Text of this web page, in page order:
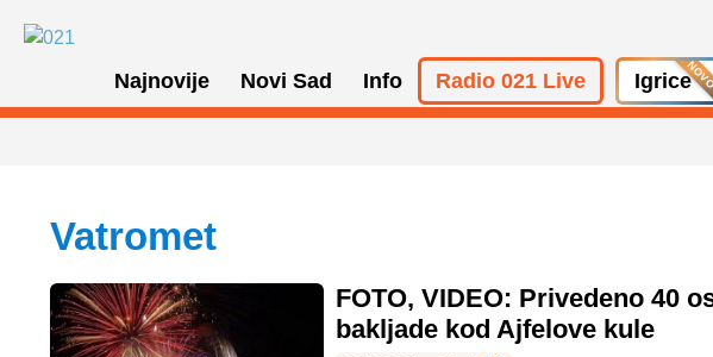
Najnovije Novi Sad Info Radio 021 Live Igrice
vatromet
FOTO, VIDEO: Privedeno 40
bakljade kod Ajfelove kule